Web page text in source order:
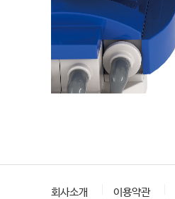
회사소개 이용약관